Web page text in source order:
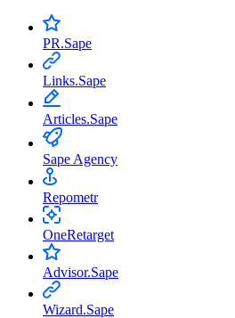
PR.Sape
Links.Sape
Articles.Sape
Sape Agency
Repometr
OneRetarget
Advisor.Sape
Wizard.Sape